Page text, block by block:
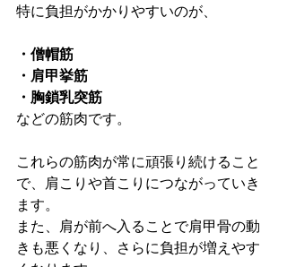
特に負担がかかりやすいのが、
・僧帽筋
・肩甲挙筋
・胸鎖乳突筋
などの筋肉です。
これらの筋肉が常に頑張り続けること
で、肩こりや首こりにつながっていき
ます。
また、肩が前へ入ることで肩甲骨の動
きも悪くなり、さらに負担が増えやす